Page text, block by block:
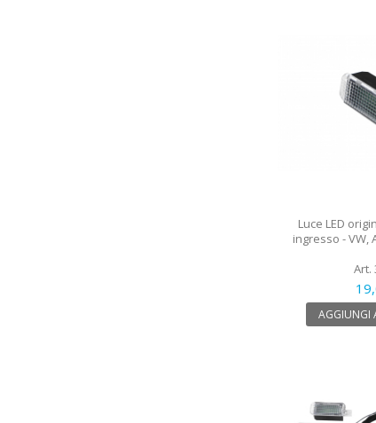
Luce LED
ingresso - VW,
Art.
AGGIUNGI